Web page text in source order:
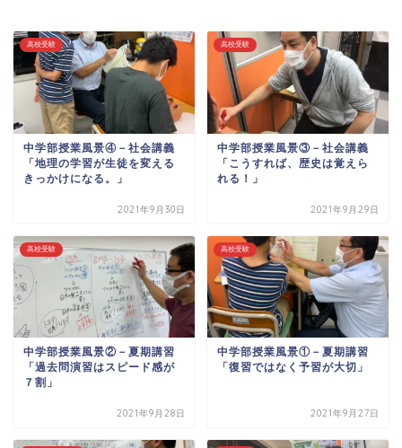
高校受験
中学部授業風景④－社会講義
「地理の学習が生徒を変える
きっかけになる。」
2021年9月30日
高校受験
中学部授業風景③－社会講義
「こうすれば、歴史は覚えら
れる！」
2021年9月29日
高校受験
中学部授業風景②－夏期講習
「過去問演習はスピード感が
７割」
2021年9月28日
高校受験
中学部授業風景①－夏期講習
「復習ではなく予習が大切」
2021年9月27日